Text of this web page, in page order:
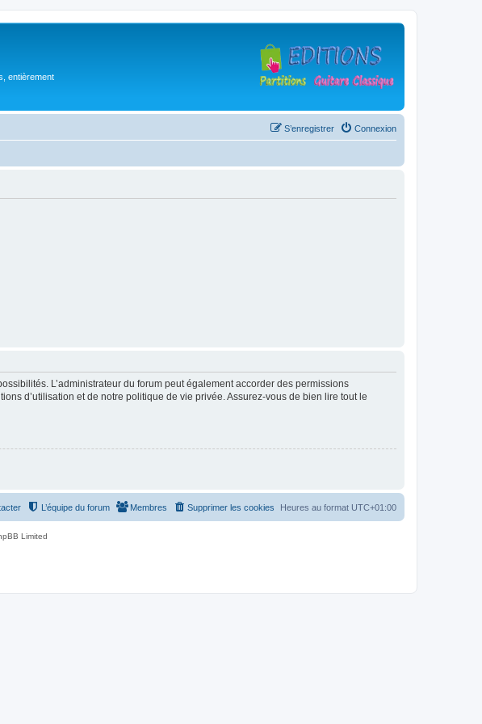
entièrement
Connexion
S’enregistrer
L’administrateur du forum peut également accorder des permissions
d’utilisation et de notre politique de vie privée. Assurez-vous de bien lire tout le
Heures au format UTC+01:00
Supprimer les cookies
Membres
L’équipe du forum
Limited